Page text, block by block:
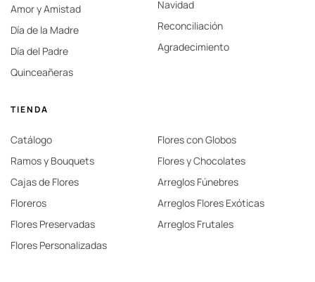
Amor y Amistad
Día de la Madre
Día del Padre
Quinceañeras
Navidad
Reconciliación
Agradecimiento
TIENDA
Catálogo
Ramos y Bouquets
Cajas de Flores
Floreros
Flores Preservadas
Flores Personalizadas
Flores con Globos
Flores y Chocolates
Arreglos Fúnebres
Arreglos Flores Exóticas
Arreglos Frutales